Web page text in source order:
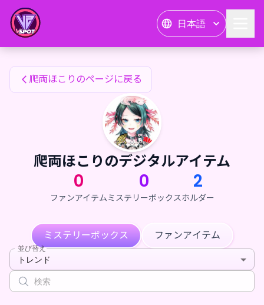
日本語
爬両ほこりのファンアイテム
爬両ほこりのページに戻る
爬両ほこりのデジタルアイテム
0
ファンアイテム
0
ミステリーボックス
2
ホルダー
ミステリーボックス ファンアイテム
並び替え
トレンド
爬両ほこりのファンアイテム — 24karat